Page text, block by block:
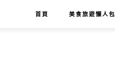
首頁 美食旅遊懶人包